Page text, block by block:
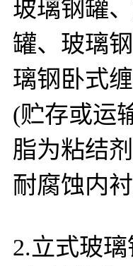
玻璃钢罐
罐、玻璃
璃钢卧式
(贮存或运
脂为粘结
耐腐蚀内
2.立式玻